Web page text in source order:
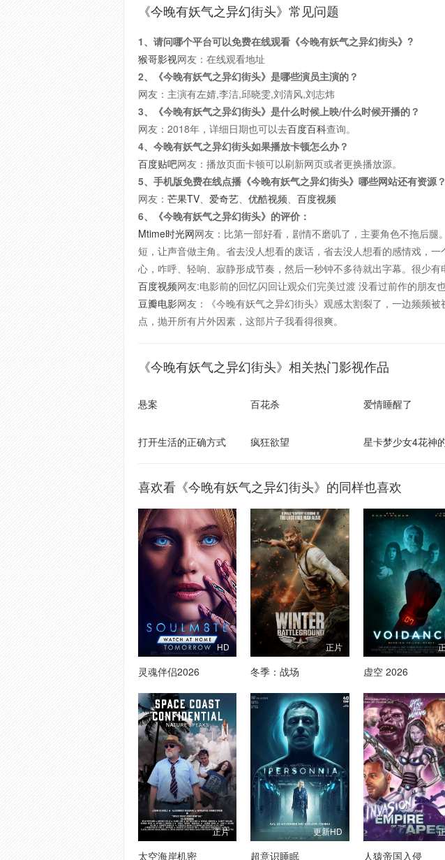
《今晚有妖气之异幻街头》常见问题
1、请问哪个平台可以免费在线观看《今晚有妖气之异幻街头》?
猴哥影视网友：在线观看地址
2、《今晚有妖气之异幻街头》是哪些演员主演的？
网友：主演有左婧,李洁,邱晓雯,刘清风,刘志炜
3、《今晚有妖气之异幻街头》是什么时候上映/什么时候开播的？
网友：2018年，详细日期也可以去百度百科查询。
4、今晚有妖气之异幻街头如果播放卡顿怎么办？
百度贴吧网友：播放页面卡顿可以刷新网页或者更换播放源。
5、手机版免费在线点播《今晚有妖气之异幻街头》哪些网站还有资源？
网友： 芒果TV 爱奇艺 优酷视频
百度视频
6、《今晚有妖气之异幻街头》的评价：
Mtime时光网网友：比第一部好看，剧情不磨叽了，主要角色不拖后
短，让声音做主角。省去没人想看的废话，省去没人想看的感情戏，
心，咋呼、轻响、寂静形成节奏，然后一秒钟不多待就出字幕。很少
百度视频网友:电影前的回忆闪回让观众们完美过渡 没看过前作的朋友
豆瓣电影网友：《今晚有妖气之异幻街头》观感太割裂了，一边频频
点，抛开所有片外因素，这部片子我看得很爽。
《今晚有妖气之异幻街头》相关热门影视作品
悬案 百花杀 爱情睡醒了
打开生活的正确方式 疯狂欲望
喜欢看《今晚有妖气之异幻街头》的同样也喜欢
HD
灵魂伴侣2026
正片
冬季：战场 虚空 2026
正片
太空海岸机密
更新HD
超意识睡眠 人猿帝国入侵